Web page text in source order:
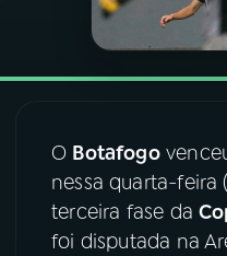
PODCASTS
06VIDEOCASTS
07ÚLTIMAS
08 FESTIVAL DE
O Botafogo
nessa quarta-feira
terceira fase da
foi disputada na